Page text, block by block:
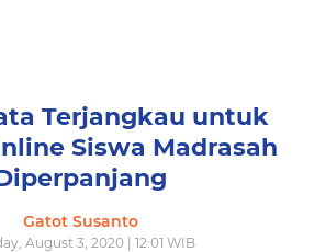
Terjangkau untuk
Siswa Madrasah
Gatot Susanto
August 3, 2020 | 12:01 WIB